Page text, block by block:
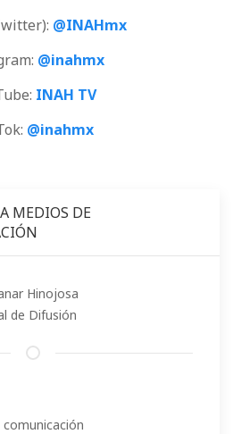
@INAHmx
@inahmx
INAH TV
@inahmx
MEDIOS DE
Hinojosa
de Difusión